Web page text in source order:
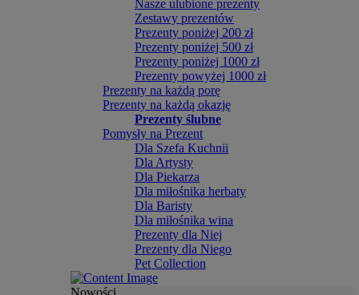
Nasze ulubione prezenty
Zestawy prezentów
Prezenty poniżej 200 zł
Prezenty poniżej 500 zł
Prezenty poniżej 1000 zł
Prezenty powyżej 1000 zł
Prezenty na każdą porę
Prezenty na każdą okazję
Prezenty ślubne
Pomysły na Prezent
Dla Szefa Kuchnii
Dla Artysty
Dla Piekarza
Dla miłośnika herbaty
Dla Baristy
Dla miłośnika wina
Prezenty dla Niej
Prezenty dla Niego
Pet Collection
Nowości